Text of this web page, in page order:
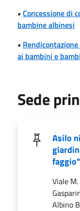
• Concessione di
bambine albinesi
•
ai bambini e
Sede
Asilo
faggio"
Viale
Albino